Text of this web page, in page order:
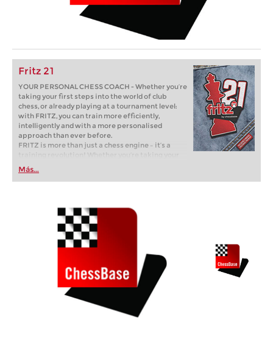
Fritz 21
YOUR PERSONAL CHESS COACH - Whether you’re
taking your first steps into the world of club
chess, or already playing at a tournament level:
with FRITZ, you can train more efficiently,
intelligently and with a more personalised
approach than ever before.
FRITZ is more than just a chess engine – it’s a
training revolution! Whether you’re taking your
first steps into the world of club chess, or already
playing at a tournament level: with FRITZ, you can
train more efficiently, intelligently and with a
Más...